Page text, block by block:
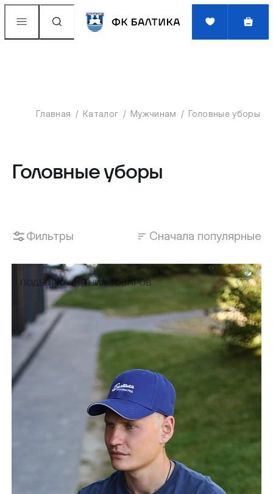
Главная Каталог Мужчинам Головные уборы
Головные уборы
Фильтры Сначала популярные
ПОДБОРКА ЛЕТНИХ ТОВАРОВ